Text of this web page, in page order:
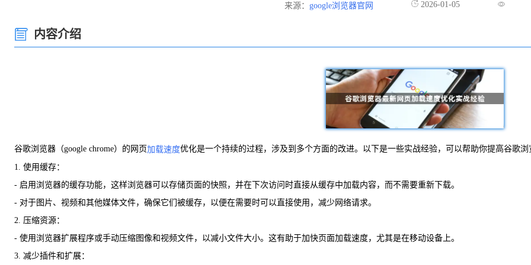
来源： google浏览器官网 2026-01-05
内容介绍
谷歌浏览器（google chrome）的网页加载速度优化是一个持续的过程，涉及到多个方面的改进。以下是一些实战经验，可以帮助你提高谷歌浏
1. 使用缓存：
- 启用浏览器的缓存功能，这样浏览器可以存储页面的快照，并在下次访问时直接从缓存中加载内容，而不需要重新下载。
- 对于图片、视频和其他媒体文件，确保它们被缓存，以便在需要时可以直接使用，减少网络请求。
2. 压缩资源：
- 使用浏览器扩展程序或手动压缩图像和视频文件，以减小文件大小。这有助于加快页面加载速度，尤其是在移动设备上。
3. 减少插件和扩展：